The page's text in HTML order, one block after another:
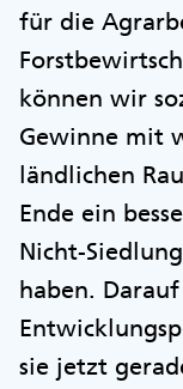
für die
können wir
Gewinne mit
ländlichen
Ende ein
Nicht-
haben.
sie jetzt